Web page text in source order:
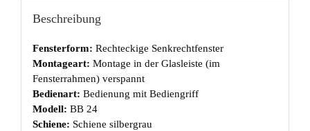
Beschreibung
Fensterform: Rechteckige Senkrechtfenster
Montageart: Montage in der Glasleiste (im
Fensterrahmen) verspannt
Bedienart: Bedienung mit Bediengriff
Modell: BB 24
Schiene: Schiene silbergrau